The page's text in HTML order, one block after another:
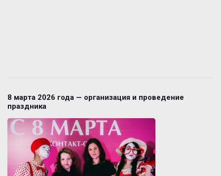
8 марта 2026 года — организация и проведение
праздника